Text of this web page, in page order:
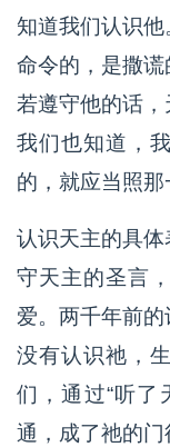
知道我们认识
命令的，是撒
若遵守他的话
我们也知道，
的，就应当照那
认识天主的具
守天主的圣言
爱。两千年前
没有认识祂，
们，通过“听了
通，成了祂的